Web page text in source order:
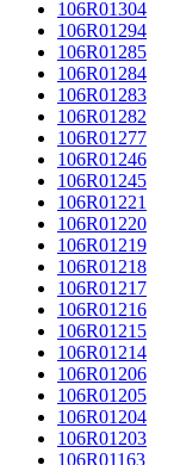
106R01304
106R01294
106R01285
106R01284
106R01283
106R01282
106R01277
106R01246
106R01245
106R01221
106R01220
106R01219
106R01218
106R01217
106R01216
106R01215
106R01214
106R01206
106R01205
106R01204
106R01203
106R01163